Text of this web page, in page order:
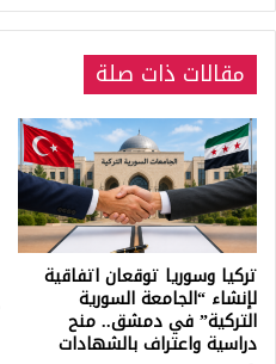
مقالات ذات صلة
تركيا وسوريا توقعان اتفاقية
لإنشاء “الجامعة السورية
التركية” في دمشق.. منح
دراسية واعتراف بالشهادات